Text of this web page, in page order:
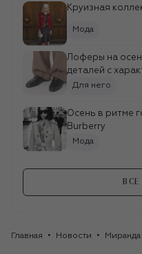
Круизная
Мода
Лоферы на
деталей с
Для него
Осень в ритме
Burberry
Мода
Главная Новости